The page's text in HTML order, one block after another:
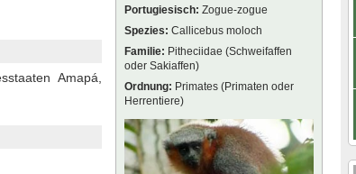
Portugiesisch: Zogue-zogue
Spezies: Callicebus moloch
Familie: Pitheciidae (Schweifaffen
oder Sakiaffen)
Ordnung: Primates (Primaten oder
Herrentiere)
Amapá,